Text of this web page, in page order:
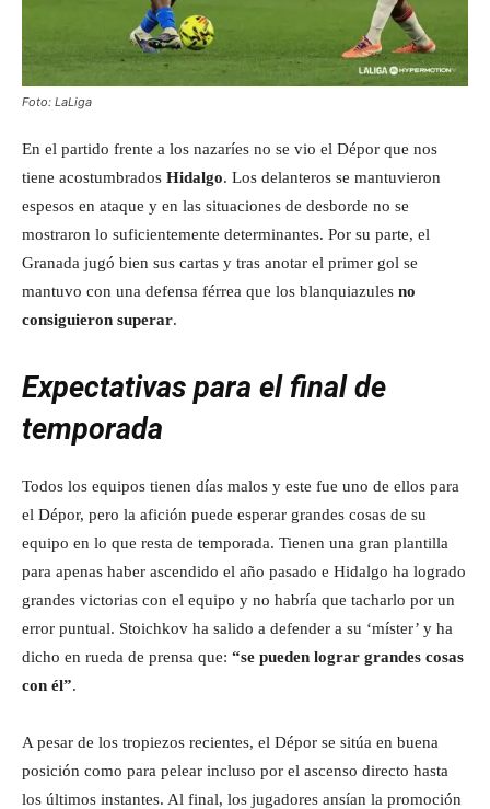
Foto: LaLiga
En el partido frente a los nazaríes no se vio el Dépor que nos
tiene acostumbrados Hidalgo. Los delanteros se mantuvieron
espesos en ataque y en las situaciones de desborde no se
mostraron lo suficientemente determinantes. Por su parte, el
Granada jugó bien sus cartas y tras anotar el primer gol se
mantuvo con una defensa férrea que los blanquiazules no
consiguieron superar.
Expectativas para el final de
temporada
Todos los equipos tienen días malos y este fue uno de ellos para
el Dépor, pero la afición puede esperar grandes cosas de su
equipo en lo que resta de temporada. Tienen una gran plantilla
para apenas haber ascendido el año pasado e Hidalgo ha logrado
grandes victorias con el equipo y no habría que tacharlo por un
error puntual. Stoichkov ha salido a defender a su ‘míster’ y ha
dicho en rueda de prensa que: “se pueden lograr grandes cosas
con él”.
A pesar de los tropiezos recientes, el Dépor se sitúa en buena
posición como para pelear incluso por el ascenso directo hasta
los últimos instantes. Al final, los jugadores ansían la promoción